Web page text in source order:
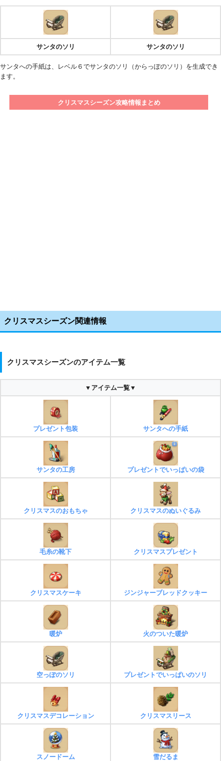
サンタのソリ サンタのソリ
サンタへの手紙は、レベル６でサンタのソリ（からっぽのソリ）を生成でき
ます。
クリスマスシーズン攻略情報まとめ
クリスマスシーズン関連情報
クリスマスシーズンのアイテム一覧
▼アイテム一覧▼
プレゼント包装 サンタへの手紙
サンタの工房 プレゼントでいっぱいの袋
クリスマスのおもちゃ クリスマスのぬいぐるみ
毛糸の靴下 クリスマスプレゼント
クリスマスケーキ ジンジャーブレッドクッキー
暖炉 火のついた暖炉
空っぽのソリ プレゼントでいっぱいのソリ
クリスマスデコレーション クリスマスリース
スノードーム 雪だるま